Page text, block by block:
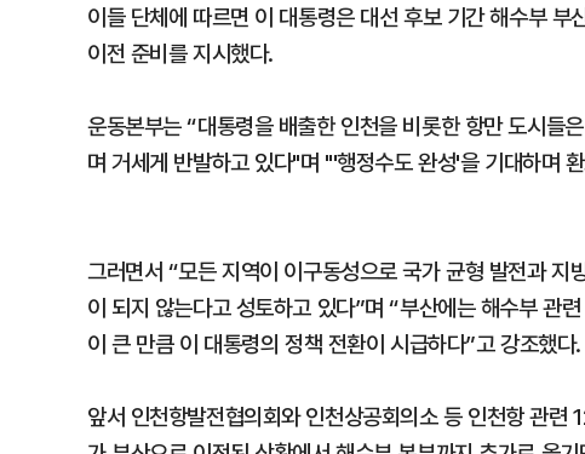
이들 단체에 따르면 이 대통령은 대선 후보 기간 해수부
이전 준비를 지시했다.
운동본부는 “대통령을 배출한 인천을 비롯한 항만 도시들
며 거세게 반발하고 있다"며 "'행정수도 완성'을 기대하며
그러면서 “모든 지역이 이구동성으로 국가 균형 발전과
이 되지 않는다고 성토하고 있다”며 “부산에는 해수부 관
이 큰 만큼 이 대통령의 정책 전환이 시급하다”고 강조했다.
앞서 인천항발전협의회와 인천상공회의소 등 인천항 관